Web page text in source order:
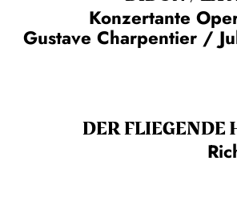
Konzertante
Gustave Charpentier /
DER FLIE­GEN­DE